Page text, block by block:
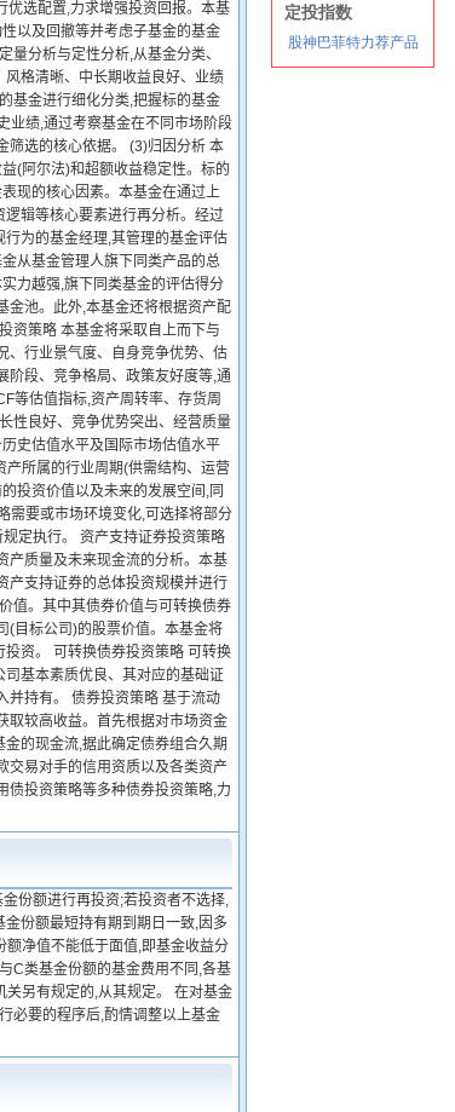
优选配置,力求增强投资回报。本基
以及回撤等并考虑子基金的基金
分析与定性分析,从基金分类、
格清晰、中长期收益良好、业绩
基金进行细化分类,把握标的基金
业绩,通过考察基金在不同市场阶段
筛选的核心依据。 (3)归因分析 本
(阿尔法)和超额收益稳定性。标的
现的核心因素。本基金在通过上
辑等核心要素进行再分析。经过
为的基金经理,其管理的基金评估
从基金管理人旗下同类产品的总
力越强,旗下同类基金的评估得分
金池。此外,本基金还将根据资产配
资策略 本基金将采取自上而下与
、行业景气度、自身竞争优势、估
阶段、竞争格局、政策友好度等,通
等估值指标,资产周转率、存货周
性良好、竞争优势突出、经营质量
史估值水平及国际市场估值水平
所属的行业周期(供需结构、运营
投资价值以及未来的发展空间,同
需要或市场环境变化,可选择将部分
定执行。 资产支持证券投资策略
产质量及未来现金流的分析。本基
产支持证券的总体投资规模并进行
值。其中其债券价值与可转换债券
(目标公司)的股票价值。本基金将
资。 可转换债券投资策略 可转换
基本素质优良、其对应的基础证
并持有。 债券投资策略 基于流动
取较高收益。首先根据对市场资金
的现金流,据此确定债券组合久期
交易对手的信用资质以及各类资产
债投资策略等多种债券投资策略,力
份额进行再投资;若投资者不选择,
份额最短持有期到期日一致,因多
净值不能低于面值,即基金收益分
C类基金份额的基金费用不同,各基
另有规定的,从其规定。 在对基金
必要的程序后,酌情调整以上基金